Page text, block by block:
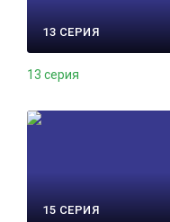
13 СЕРИЯ
13 серия
15 СЕРИЯ